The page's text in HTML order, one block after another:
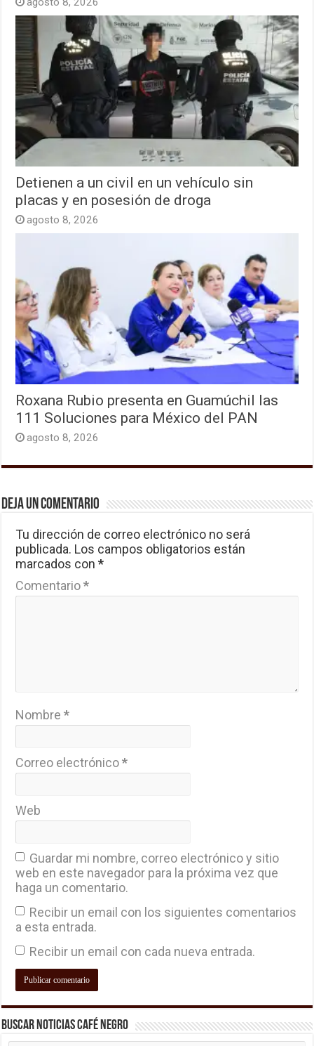
Detienen a un civil en un vehículo sin
placas y en posesión de droga
agosto 8, 2026
Roxana Rubio presenta en Guamúchil las
111 Soluciones para México del PAN
agosto 8, 2026
Deja un comentario
Tu dirección de correo electrónico no será
publicada. Los campos obligatorios están
marcados con*
Comentario*
Nombre*
Correo electrónico*
Web
Guardar mi nombre, correo electrónico y sitio
web en este navegador para la próxima vez que
haga un comentario.
Recibir un email con los siguientes comentarios
a esta entrada.
Recibir un email con cada nueva entrada.
Buscar Noticias Café Negro